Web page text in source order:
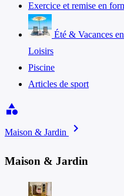
Exercice et remise en
Été & Vacances
Loisirs
Piscine
Articles de sport
category
Maison & Jardin chevron_right
Maison & Jardin